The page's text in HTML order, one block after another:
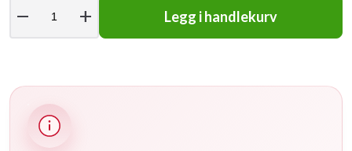
remove add Legg i handlekurv